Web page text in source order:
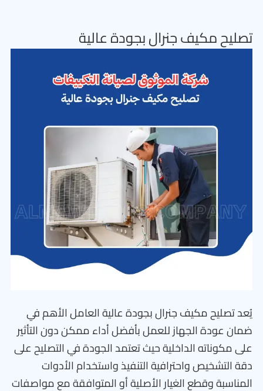
تصليح مكيف جنرال بجودة عالية
يُعد تصليح مكيف جنرال بجودة عالية العامل الأهم في
ضمان عودة الجهاز للعمل بأفضل أداء ممكن دون التأثير
على مكوناته الداخلية حيث تعتمد الجودة في التصليح على
دقة التشخيص واحترافية التنفيذ واستخدام الأدوات
المناسبة وقطع الغيار الأصلية أو المتوافقة مع مواصفات